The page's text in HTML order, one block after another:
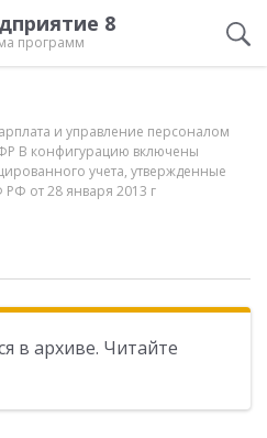
8
программ
и управление персоналом
В конфигурацию включены
учета, утвержденные
от 28 января 2013 г
в архиве. Читайте